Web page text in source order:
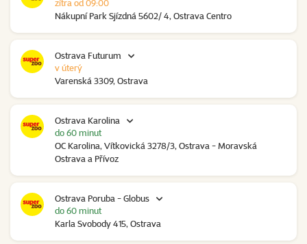
Nákupní Park Sjízdná 5602/ 4, Ostrava Centro
zítra od 09:00
Ostrava Futurum
Varenská 3309, Ostrava
v úterý
Ostrava Karolina
OC Karolina, Vítkovická 3278/3, Ostrava - Moravská
Ostrava a Přívoz
do 60 minut
Ostrava Poruba - Globus
Karla Svobody 415, Ostrava
do 60 minut